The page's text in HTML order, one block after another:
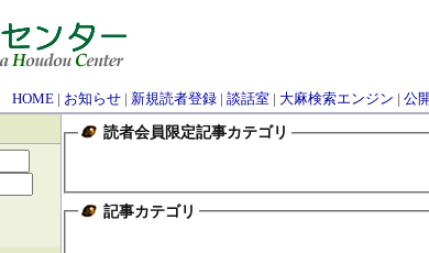
HOME| お知らせ| 新規読者登録| 談話室| 大麻検索エンジン | 公
読者会員限定記事カテゴリ
記事カテゴリ